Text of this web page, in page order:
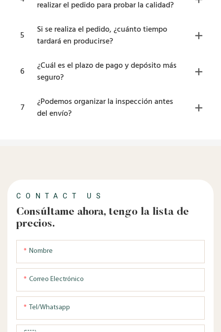
realizar el pedido para probar la calidad?
5
Si se realiza el pedido, ¿cuánto tiempo
tardará en producirse?
6
¿Cuál es el plazo de pago y depósito más
seguro?
7
¿Podemos organizar la inspección antes
del envío?
CONTACT US
Consúltame ahora, tengo la lista de
precios.
Nombre
Correo Electrónico
Tel/whatsapp